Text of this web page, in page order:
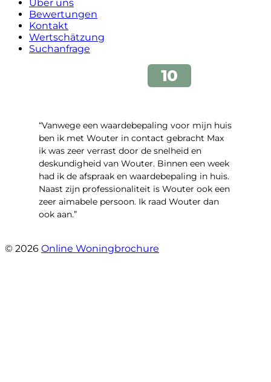
Über uns
Bewertungen
Kontakt
Wertschätzung
Suchanfrage
“Vanwege een waardebepaling voor mijn huis
ben ik met Wouter in contact gebracht Max
ik was zeer verrast door de snelheid en
deskundigheid van Wouter. Binnen een week
had ik de afspraak en waardebepaling in huis.
Naast zijn professionaliteit is Wouter ook een
zeer aimabele persoon. Ik raad Wouter dan
ook aan.”
© 2026 Online Woningbrochure